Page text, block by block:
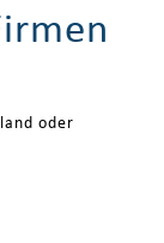
oder